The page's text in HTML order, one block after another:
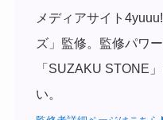
メディアサイト
ズ」監修。監修パワ
「SUZAKU STONE
い。